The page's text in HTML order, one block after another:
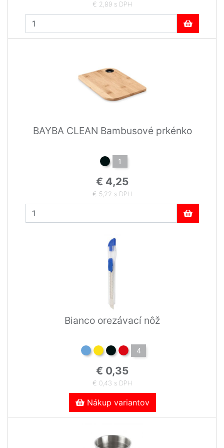
€ 2,89 s DPH
BAYBA CLEAN Bambusové prkénko
1
€ 4,25
€ 5,22 s DPH
Bianco orezávací nôž
4
€ 0,35
€ 0,43 s DPH
Nákup variantov